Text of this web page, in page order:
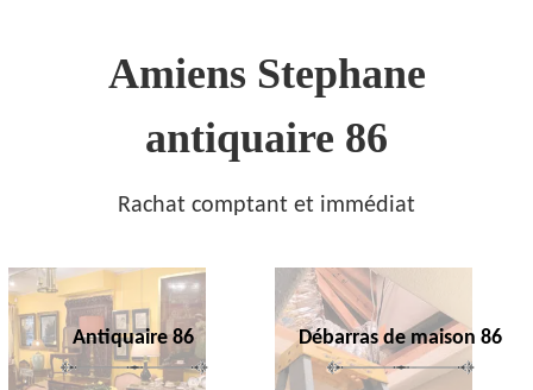
Amiens Stephane
antiquaire 86
Rachat comptant et immédiat
Antiquaire 86 Débarras de maison 86